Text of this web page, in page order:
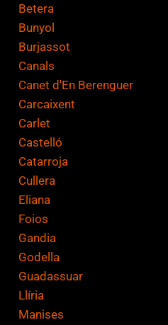
Betera
Bunyol
Burjassot
Canals
Canet d'En Berenguer
Carcaixent
Carlet
Castelló
Catarroja
Cullera
Eliana
Foios
Gandia
Godella
Guadassuar
Llíria
Manises